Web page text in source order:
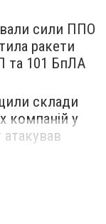
сили ППО
ракети
та 101 БпЛА
склади
компаній у
атакував